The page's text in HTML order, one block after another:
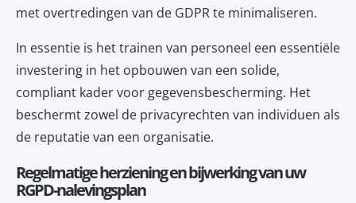
met overtredingen van de GDPR te minimaliseren.
In essentie is het trainen van personeel een essentiële
investering in het opbouwen van een solide,
compliant kader voor gegevensbescherming. Het
beschermt zowel de privacyrechten van individuen als
de reputatie van een organisatie.
Regelmatige herziening en bijwerking van uw
RGPD-nalevingsplan